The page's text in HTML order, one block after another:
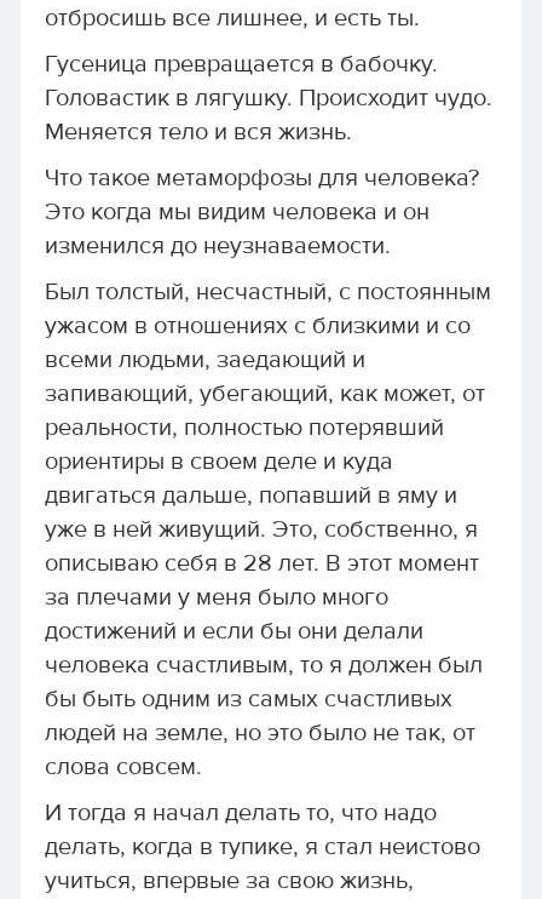
отбросишь все лишнее, и есть ты.
Гусеница превращается в бабочку.
Головастик в лягушку. Происходит чудо.
Меняется тело и вся жизнь.
Что такое метаморфозы для человека?
Это когда мы видим человека и он
изменился до неузнаваемости.
Был толстый, несчастный, с постоянным
ужасом в отношениях с близкими и со
всеми людьми, заедающий и
запивающий, убегающий, как может, от
реальности, полностью потерявший
ориентиры в своем деле и куда
двигаться дальше, попавший в яму и
уже в ней живущий. Это, собственно, я
описываю себя в 28 лет. В этот момент
за плечами у меня было много
достижений и если бы они делали
человека счастливым, то я должен был
бы быть одним из самых счастливых
людей на земле, но это было не так, от
слова совсем.
И тогда я начал делать то, что надо
делать, когда в тупике, я стал неистово
учиться, впервые за свою жизнь,